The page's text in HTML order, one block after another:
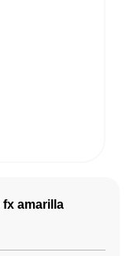
amarilla